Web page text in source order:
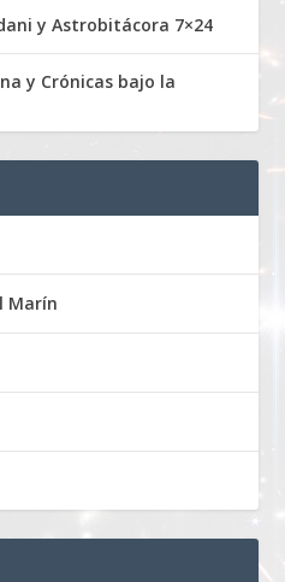
y Astrobitácora 7×24
y Crónicas bajo la
Marín